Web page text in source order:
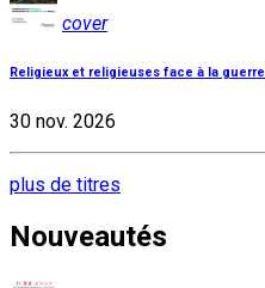
cover
Religieux et religieuses face à la guerre
30 nov. 2026
plus de titres
Nouveautés